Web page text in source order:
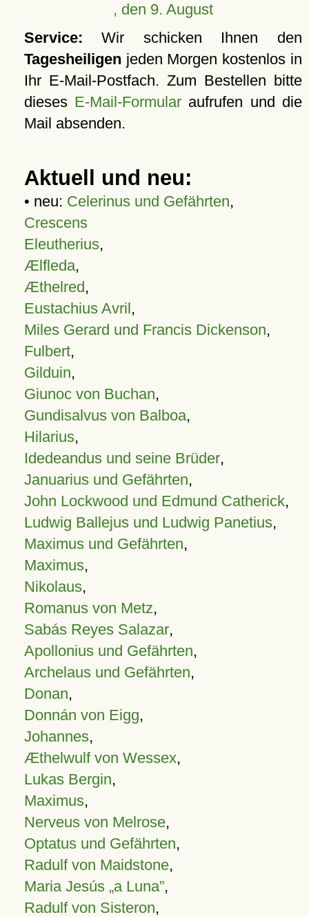
, den 9. August
Service: Wir schicken Ihnen den
Tagesheiligen jeden Morgen kostenlos in
Ihr E-Mail-Postfach. Zum Bestellen bitte
dieses E-Mail-Formular aufrufen und die
Mail absenden.
Aktuell und neu:
• neu: Celerinus und Gefährten,
Crescens
Eleutherius,
Ælfleda,
Æthelred,
Eustachius Avril,
Miles Gerard und Francis Dickenson,
Fulbert,
Gilduin,
Giunoc von Buchan,
Gundisalvus von Balboa,
Hilarius,
Idedeandus und seine Brüder,
Januarius und Gefährten,
John Lockwood und Edmund Catherick,
Ludwig Ballejus und Ludwig Panetius,
Maximus und Gefährten,
Maximus,
Nikolaus,
Romanus von Metz,
Sabás Reyes Salazar,
Apollonius und Gefährten,
Archelaus und Gefährten,
Donan,
Donnán von Eigg,
Johannes,
Æthelwulf von Wessex,
Lukas Bergin,
Maximus,
Nerveus von Melrose,
Optatus und Gefährten,
Radulf von Maidstone,
Maria Jesús „a Luna”,
Radulf von Sisteron,